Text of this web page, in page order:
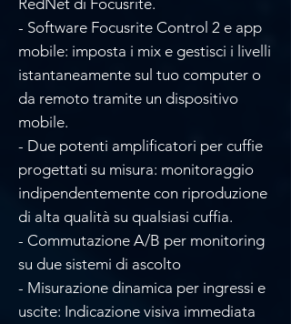
- Software Focusrite Control 2 e app
mobile: imposta i mix e gestisci i livelli
istantaneamente sul tuo computer o
da remoto tramite un dispositivo
mobile.
- Due potenti amplificatori per cuffie
progettati su misura: monitoraggio
indipendentemente con riproduzione
di alta qualità su qualsiasi cuffia.
- Commutazione A/B per monitoring
su due sistemi di ascolto
- Misurazione dinamica per ingressi e
uscite: Indicazione visiva immediata